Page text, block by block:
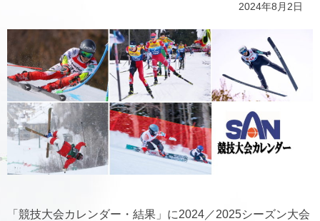
2024年8月2日
「競技大会カレンダー・結果」に2024／2025シーズン大会